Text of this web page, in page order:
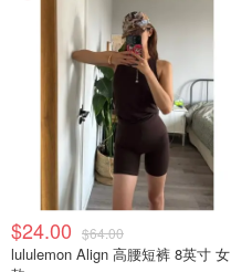
$24.00 $64.00
lululemon Align 高腰短裤 8英寸 女